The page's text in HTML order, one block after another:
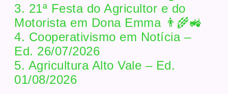
3. 21ª Festa do Agricultor e do
Motorista em Dona Emma 👨‍🌾🚜
4. Cooperativismo em Notícia –
Ed. 26/07/2026
5. Agricultura Alto Vale – Ed.
01/08/2026